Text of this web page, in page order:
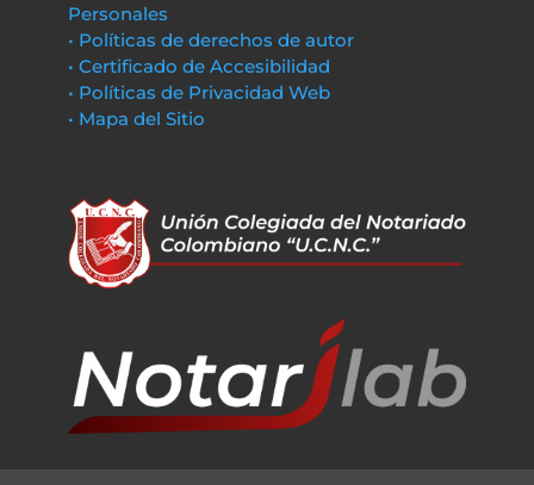
Personales
• Políticas de derechos de autor
• Certificado de Accesibilidad
• Políticas de Privacidad Web
• Mapa del Sitio